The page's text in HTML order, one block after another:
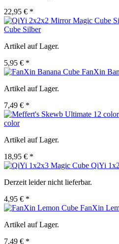
22,95 € *
Cube Silber
Artikel auf Lager.
5,95 € *
FanXin
Artikel auf Lager.
7,49 € *
color
Artikel auf Lager.
18,95 € *
QiYi
Derzeit leider nicht lieferbar.
4,95 € *
FanXin
Artikel auf Lager.
7,49 € *